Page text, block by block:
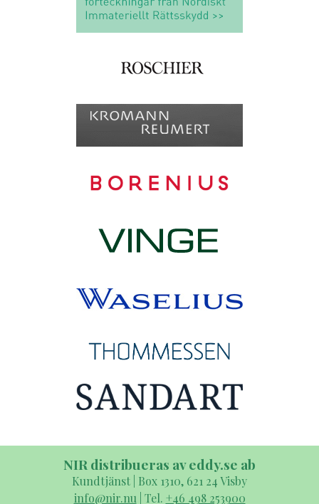
NIR distribueras av eddy.se ab
Kundtjänst | Box 1310, 621 24 Visby
info@nir.nu | Tel. +46 498 253900